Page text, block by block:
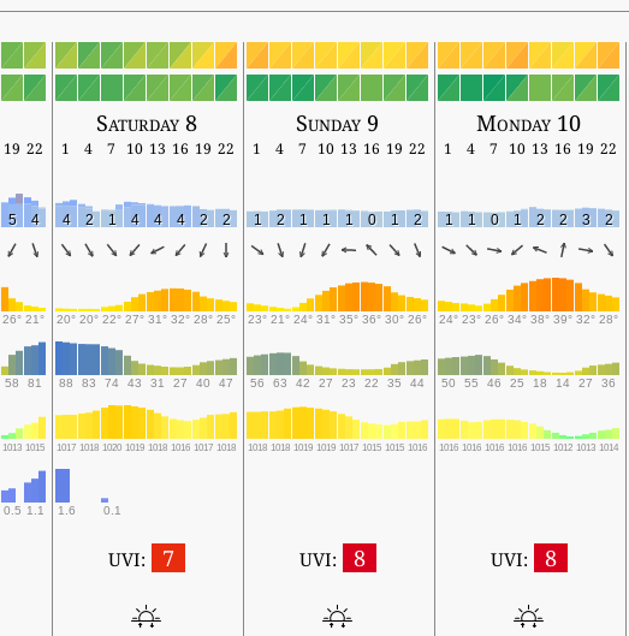
Saturday 8 Sunday 9 Monday 10
19 22 1 4 7 10 13 16 19 22 1 4 7 10 13 16 19 22 1 4 7 10 13 16 19 22
5 4 4 2 1 4 4 4 2 2 1 2 1 1 1 0 1 2 1 1 0 1 2 2 3 2
26° 21° 20° 20° 22° 27° 31° 32° 28° 25° 23° 21° 24° 31° 35° 36° 30° 26° 24° 23° 26° 34° 38° 39° 32° 28°
58 81 88 83 74 43 31 27 40 47 56 63 42 27 23 22 35 44 50 55 46 25 18 14 27 36
1013 1015 1017 1018 1020 1019 1018 1016 1017 1018 1018 1018 1019 1019 1017 1015 1015 1016 1016 1016 1016 1016 1015 1012 1013 1014
0.5 1.1 1.6 0.1
UVI: 7 UVI: 8 UVI: 8